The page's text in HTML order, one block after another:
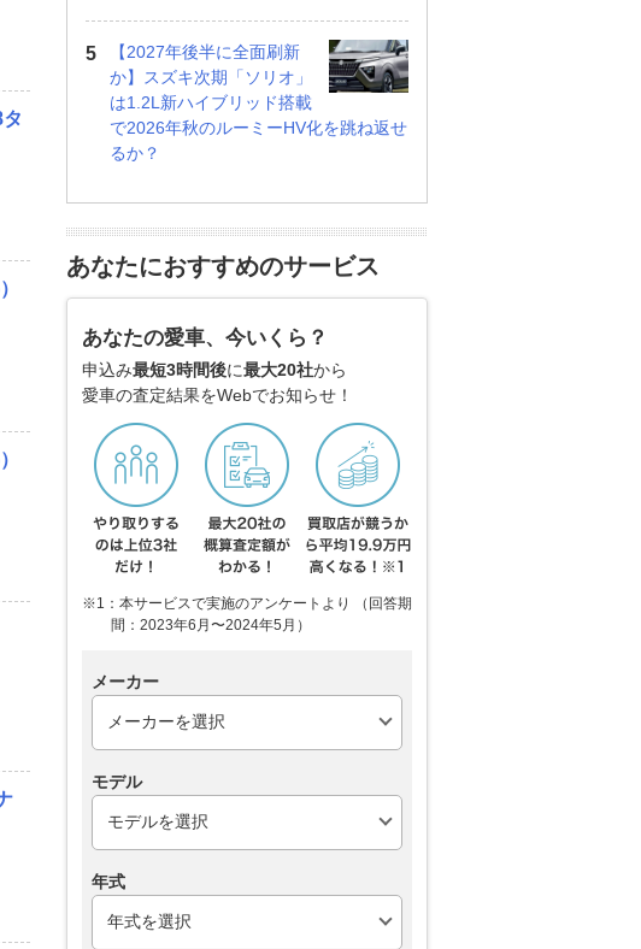
【2027年後半に全面刷新
か】スズキ次期「ソリオ」
は1.2L新ハイブリッド搭載
で2026年秋のルーミーHV化を跳ね返せ
るか？
あなたにおすすめのサービス
あなたの愛車、今いくら？
申込み最短3時間後に最大20社から
愛車の査定結果をWebでお知らせ！
※1：本サービスで実施のアンケートより （回答期
間：2023年6月〜2024年5月）
メーカー
モデル
年式